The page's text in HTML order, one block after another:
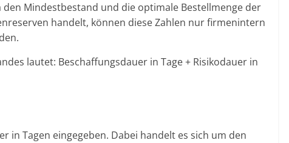
Mindestbestand und die optimale Bestellmenge der
handelt, können diese Zahlen nur firmenintern
lautet: Beschaffungsdauer in Tage + Risikodauer in
in Tagen eingegeben. Dabei handelt es sich um den